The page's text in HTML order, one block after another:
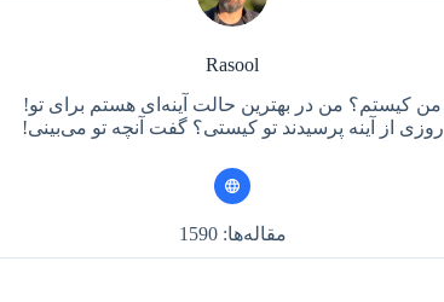
Rasool
من کیستم؟ من در بهترین حالت آینه‌ای هستم برای تو!
روزی از آینه پرسیدند تو کیستی؟ گفت آنچه تو می‌بینی!
مقاله‌ها: 1590